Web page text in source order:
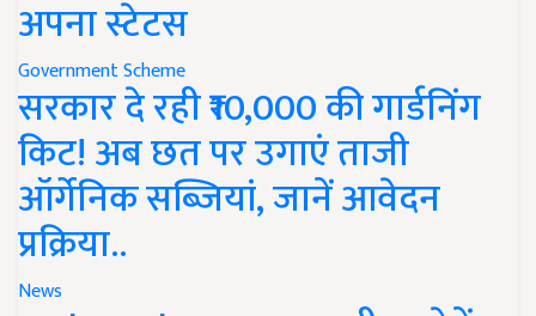
अपना स्टेटस
Government Scheme
सरकार दे रही ₹10,000 की गार्डनिंग
किट! अब छत पर उगाएं ताजी
ऑर्गेनिक सब्जियां, जानें आवेदन
प्रक्रिया..
News